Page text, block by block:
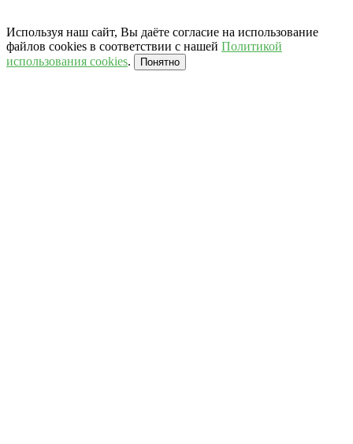
Используя наш сайт, Вы даёте согласие на использование
файлов cookies в соответствии с нашей Политикой
использования cookies. Понятно